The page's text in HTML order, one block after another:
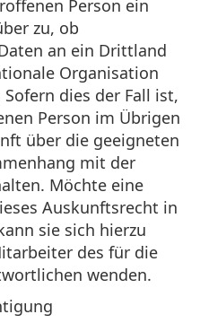
Person ein
zu, ob
an ein Drittland
Organisation
dies der Fall ist,
Person im Übrigen
über die geeigneten
mit der
Möchte eine
Auskunftsrecht in
sie sich hierzu
des für die
wenden.